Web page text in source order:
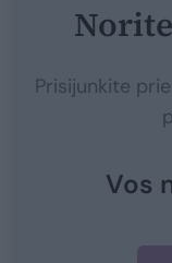
Prisijunkite
Vos